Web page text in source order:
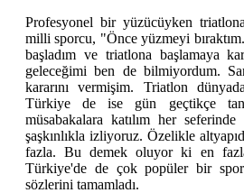
Profesyonel bir yüzücüyken
milli sporcu, "Önce yüzmeyi
başladım ve triatlona başlamaya
geleceğimi ben de bilmiyordum.
kararını vermişim. Triatlon
Türkiye de ise gün geçtikçe
müsabakalara katılım her
şaşkınlıkla izliyoruz. Özelikle
fazla. Bu demek oluyor ki en
Türkiye'de de çok popüler bir
sözlerini tamamladı.